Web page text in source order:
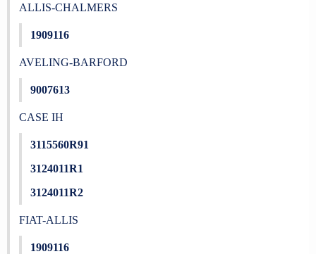
ALLIS-CHALMERS
1909116
AVELING-BARFORD
9007613
CASE IH
3115560R91
3124011R1
3124011R2
FIAT-ALLIS
1909116